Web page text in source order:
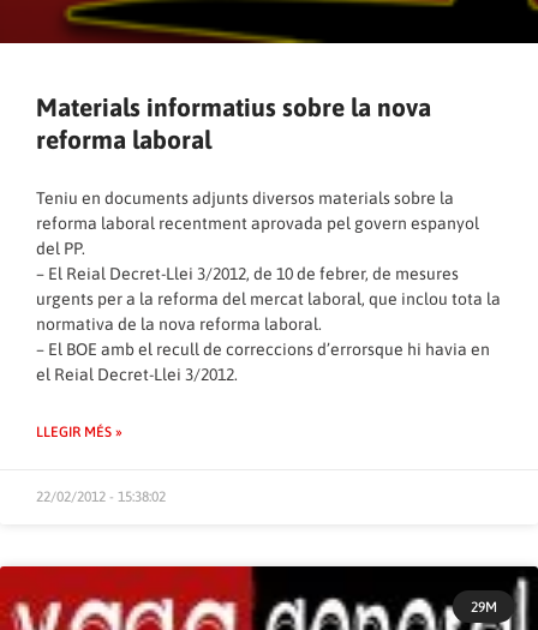
Materials informatius sobre la nova
reforma laboral
Teniu en documents adjunts diversos materials sobre la
reforma laboral recentment aprovada pel govern espanyol
del PP.
– El Reial Decret-Llei 3/2012, de 10 de febrer, de mesures
urgents per a la reforma del mercat laboral, que inclou tota la
normativa de la nova reforma laboral.
– El BOE amb el recull de correccions d’errorsque hi havia en
el Reial Decret-Llei 3/2012.
LLEGIR MÉS »
22/02/2012 - 15:38:02
29M